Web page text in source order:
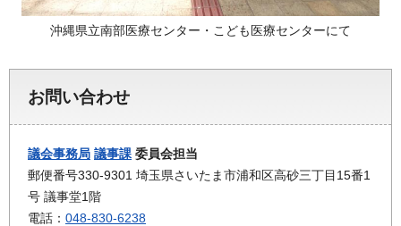
沖縄県立南部医療センター・こども医療センターにて
お問い合わせ
議会事務局 議事課 委員会担当
郵便番号330-9301 埼玉県さいたま市浦和区高砂三丁目15番1
号 議事堂1階
電話： 048-830-6238